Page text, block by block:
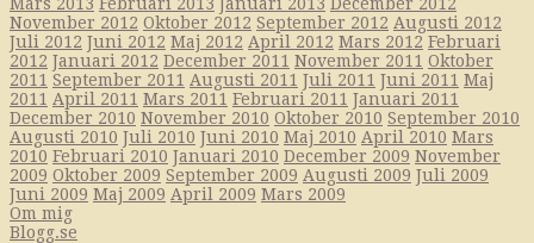
November 2012 Oktober 2012 September 2012 Augusti 2012
Juli 2012 Juni 2012 Maj 2012 April 2012 Mars 2012 Februari
2012 Januari 2012 December 2011 November 2011 Oktober
2011 September 2011 Augusti 2011 Juli 2011 Juni 2011 Maj
2011 April 2011 Mars 2011 Februari 2011 Januari 2011
December 2010 November 2010 Oktober 2010 September 2010
Augusti 2010 Juli 2010 Juni 2010 Maj 2010 April 2010 Mars
2010 Februari 2010 Januari 2010 December 2009 November
2009 Oktober 2009 September 2009 Augusti 2009 Juli 2009
Juni 2009 Maj 2009 April 2009 Mars 2009
Om mig
Blogg.se